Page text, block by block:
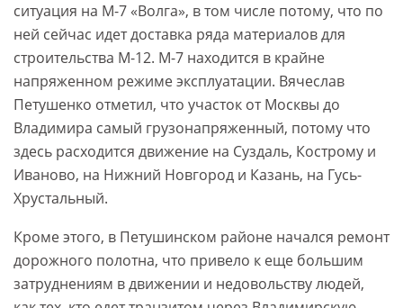
ситуация на М-7 «Волга», в том числе потому, что по
ней сейчас идет доставка ряда материалов для
строительства М-12. М-7 находится в крайне
напряженном режиме эксплуатации. Вячеслав
Петушенко отметил, что участок от Москвы до
Владимира самый грузонапряженный, потому что
здесь расходится движение на Суздаль, Кострому и
Иваново, на Нижний Новгород и Казань, на Гусь-
Хрустальный.
Кроме этого, в Петушинском районе начался ремонт
дорожного полотна, что привело к еще большим
затруднениям в движении и недовольству людей,